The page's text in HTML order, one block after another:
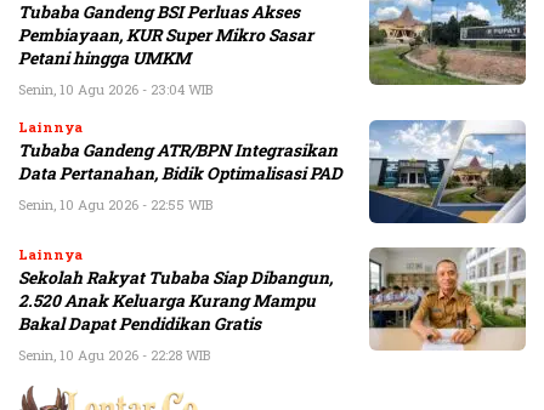
Tubaba Gandeng BSI Perluas Akses
Pembiayaan, KUR Super Mikro Sasar
Petani hingga UMKM
Senin, 10 Agu 2026 - 23:04 WIB
Lainnya
Tubaba Gandeng ATR/BPN Integrasikan
Data Pertanahan, Bidik Optimalisasi PAD
Senin, 10 Agu 2026 - 22:55 WIB
Lainnya
Sekolah Rakyat Tubaba Siap Dibangun,
2.520 Anak Keluarga Kurang Mampu
Bakal Dapat Pendidikan Gratis
Senin, 10 Agu 2026 - 22:28 WIB